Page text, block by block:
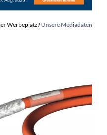
Werbeplatz? Unsere Mediadaten